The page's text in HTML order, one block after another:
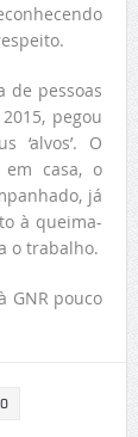
de pessoas
pegou
‘alvos’. O
em casa, o
já
à queima-
o trabalho.
GNR pouco
0